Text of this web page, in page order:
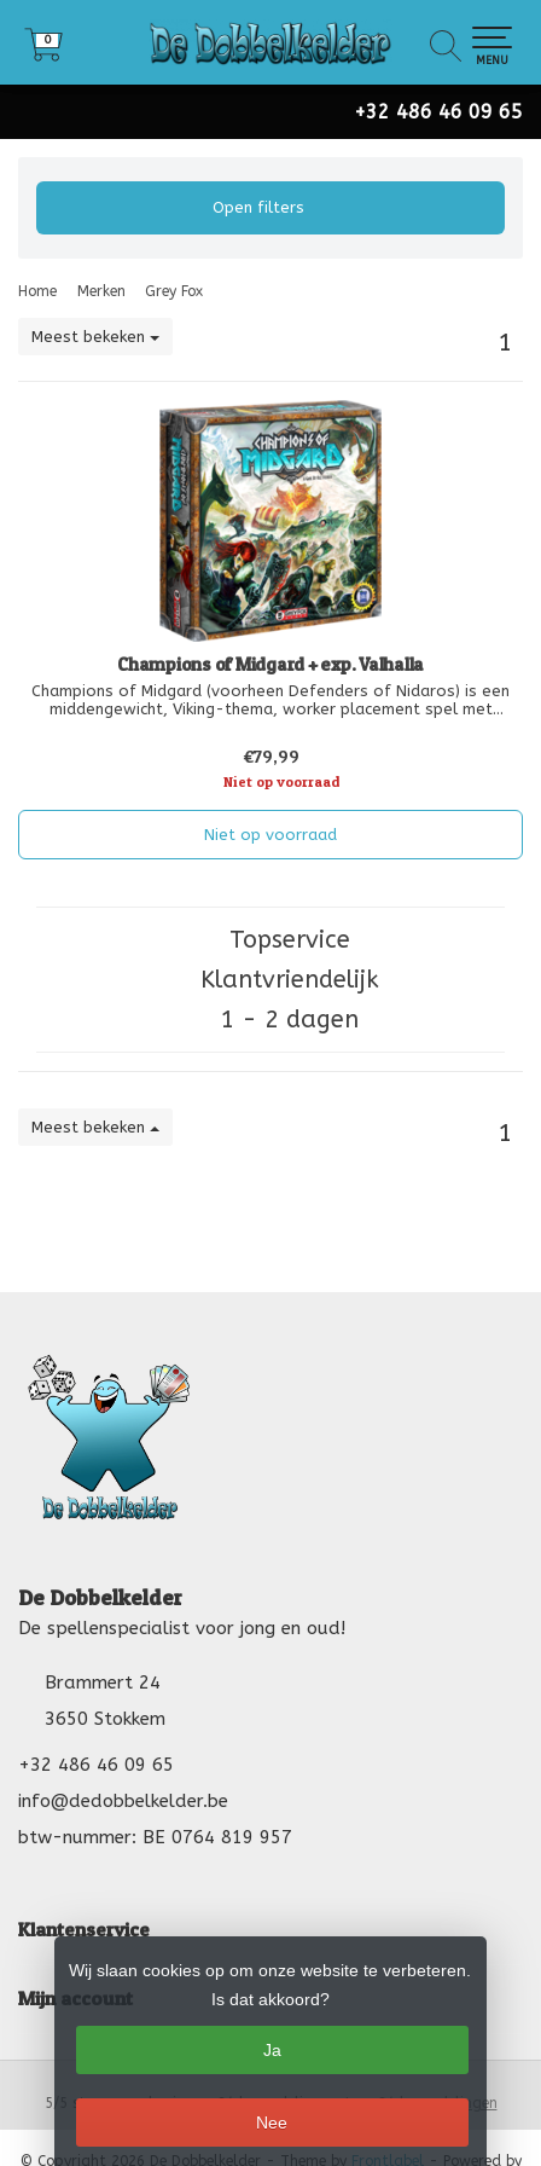
+32 486 46 09 65
0
0
MENU
Open filters
Home Merken Grey Fox
Meest bekeken 1
Champions of Midgard + exp. Valhalla
Champions of Midgard (voorheen Defenders of Nidaros) is een
middengewicht, Viking-thema, worker placement spel met
verdedigen t
€79,99
Niet op voorraad
Niet op voorraad
Topservice
Klantvriendelijk
1 - 2 dagen
Meest bekeken 1
De Dobbelkelder
De spellenspecialist voor jong en oud!
Brammert 24
3650 Stokkem
+32 486 46 09 65
info@dedobbelkelder.be
btw-nummer: BE 0764 819 957
Klantenservice
Mijn account
5 sterren op basis van24beoordelingen.Lees 24 beoordelingen
Wij slaan cookies op om onze website te verbeteren.
Is dat akkoord?
Ja
Nee
© Copyright 2026 De Dobbelkelder - Theme by Frontlabel - Powered by